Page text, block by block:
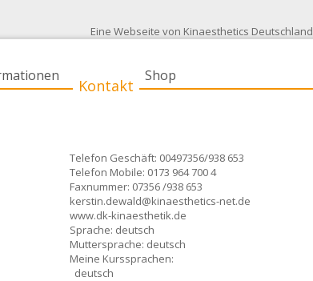
Eine Webseite von Kinaesthetics Deutschland
Kontakt
Shop
Telefon Geschäft: 00497356/938 653
Telefon Mobile: 0173 964 700 4
Faxnummer: 07356 /938 653
kerstin.dewald@kinaesthetics-net.de
www.dk-kinaesthetik.de
Sprache: deutsch
Muttersprache: deutsch
Meine Kurssprachen:
deutsch